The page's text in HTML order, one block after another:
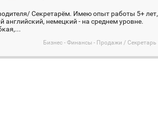
Секретарём. Имею опыт работы 5+ лет,
немецкий - на среднем уровне.
Бизнес - Финансы - Продажи / Секретарь